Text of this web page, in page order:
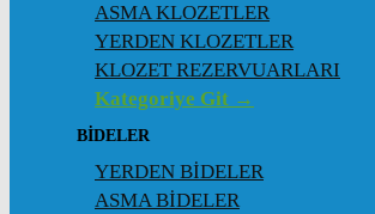
ASMA KLOZETLER
YERDEN KLOZETLER
KLOZET REZERVUARLARI
Kategoriye Git →
BİDELER
YERDEN BİDELER
ASMA BİDELER